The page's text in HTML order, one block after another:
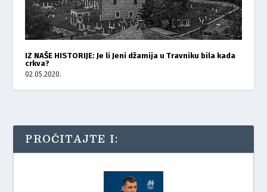
IZ NAŠE HISTORIJE: Je li Jeni džamija u Travniku bila kada
crkva?
02.05.2020.
PROČITAJTE I: